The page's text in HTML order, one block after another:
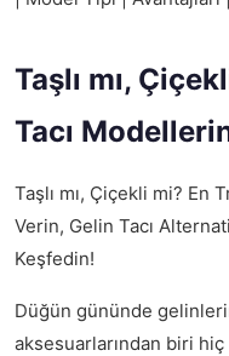
Taşlı mı,
Tacı
Taşlı mı, Çiçekli mi? En
Verin, Gelin Tacı
Keşfedin!
Düğün gününde
aksesuarlarından biri